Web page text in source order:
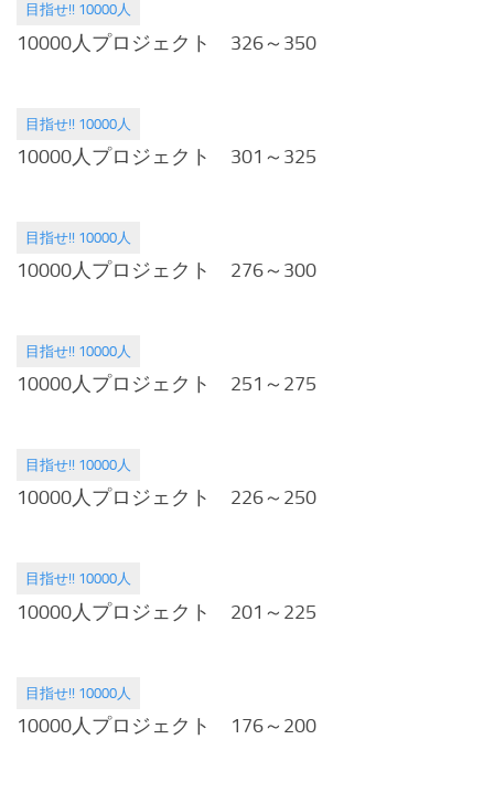
目指せ!! 10000人
2014.11.04
10000人プロジェクト 326～350
目指せ!! 10000人
2014.10.21
10000人プロジェクト 301～325
目指せ!! 10000人
2014.10.07
10000人プロジェクト 276～300
目指せ!! 10000人
2014.09.16
10000人プロジェクト 251～275
目指せ!! 10000人
2014.09.01
10000人プロジェクト 226～250
目指せ!! 10000人
2014.08.19
10000人プロジェクト 201～225
目指せ!! 10000人
2014.08.01
10000人プロジェクト 176～200